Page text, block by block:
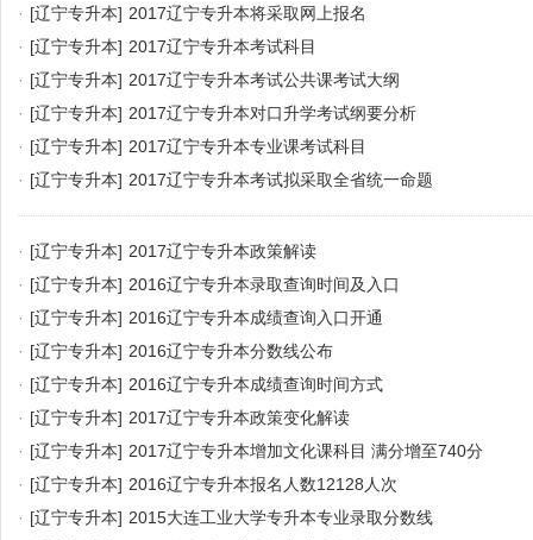
· [辽宁专升本] 2017辽宁专升本将采取网上报名
· [辽宁专升本] 2017辽宁专升本考试科目
· [辽宁专升本] 2017辽宁专升本考试公共课考试大纲
· [辽宁专升本] 2017辽宁专升本对口升学考试纲要分析
· [辽宁专升本] 2017辽宁专升本专业课考试科目
· [辽宁专升本] 2017辽宁专升本考试拟采取全省统一命题
· [辽宁专升本] 2017辽宁专升本政策解读
· [辽宁专升本] 2016辽宁专升本录取查询时间及入口
· [辽宁专升本] 2016辽宁专升本成绩查询入口开通
· [辽宁专升本] 2016辽宁专升本分数线公布
· [辽宁专升本] 2016辽宁专升本成绩查询时间方式
· [辽宁专升本] 2017辽宁专升本政策变化解读
· [辽宁专升本] 2017辽宁专升本增加文化课科目 满分增至740分
· [辽宁专升本] 2016辽宁专升本报名人数12128人次
· [辽宁专升本] 2015大连工业大学专升本专业录取分数线